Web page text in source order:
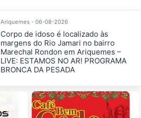
Ariquemes - 06-08-2026
Corpo de idoso é localizado às
margens do Rio Jamari no bairro
Marechal Rondon em Ariquemes –
LIVE: ESTAMOS NO AR! PROGRAMA
BRONCA DA PESADA